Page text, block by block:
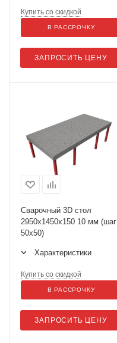
ЗАПРОСИТЬ ЦЕНУ
Купить со скидкой
В РАССРОЧКУ
Сварочный 3D стол
2950х1450х150 10 мм (шаг
50х50)
Характеристики
ЗАПРОСИТЬ ЦЕНУ
Купить со скидкой
В РАССРОЧКУ